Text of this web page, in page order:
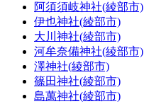
阿須須岐神社(綾部市)
伊也神社(綾部市)
大川神社(綾部市)
河牟奈備神社(綾部市)
澤神社(綾部市)
篠田神社(綾部市)
島萬神社(綾部市)